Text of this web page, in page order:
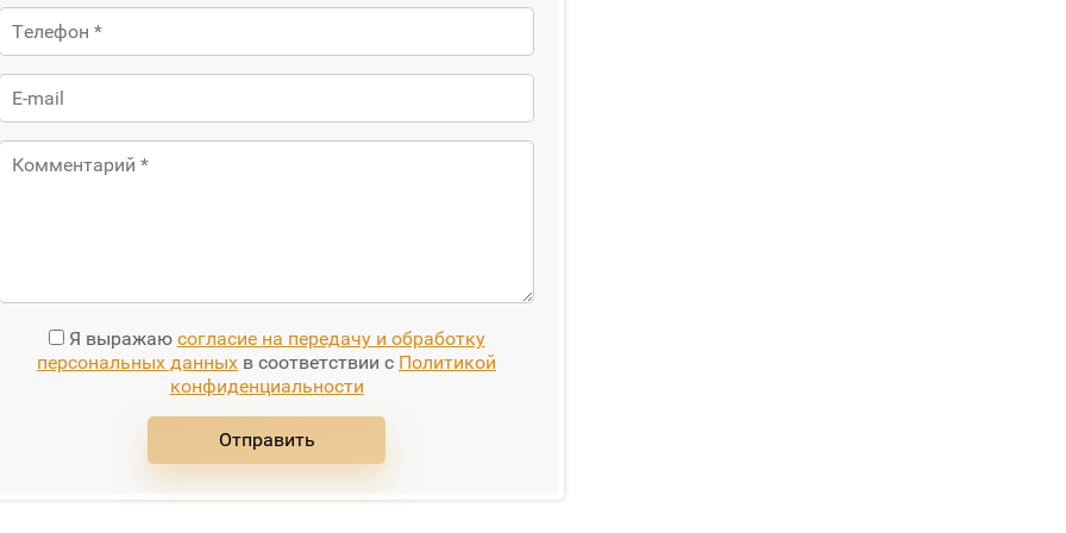
Я выражаю согласие на передачу и обработку
персональных данных в соответствии с Политикой
конфиденциальности
Отправить